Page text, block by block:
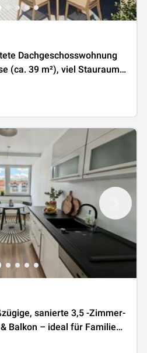
Dachgeschosswohnung
(ca. 39 m²), viel Stauraum
sanierte 3,5 -Zimmer-
Balkon – ideal für Familien